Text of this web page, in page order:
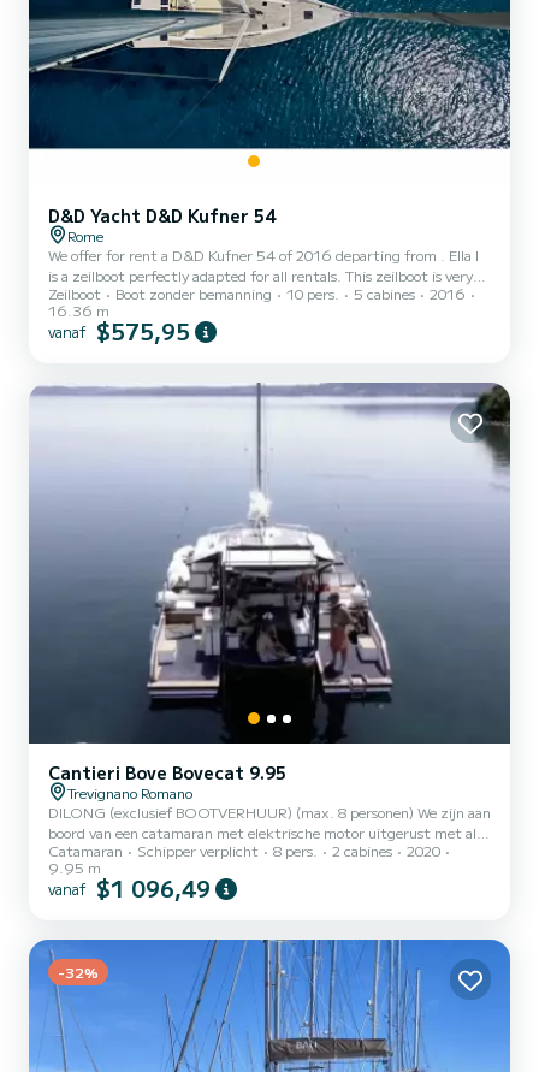
D&D Yacht D&D Kufner 54
Rome
We offer for rent a D&D Kufner 54 of 2016 departing from . Ella I
is a zeilboot perfectly adapted for all rentals. This zeilboot is very
pleasant to handle for a week cruise or more. The boat has 5 cabins
with all comfort and a capacity of 10 people. With an overall length
of 16 meters, it will be your best ally to spend an exceptional
Zeilboot Boot zonder bemanning 10 pers. 5 cabines
2016
16.36 m
vanaf $575,95
Cantieri Bove Bovecat 9.95
Trevignano Romano
DILONG (exclusief BOOTVERHUUR) (max. 8 personen) We zijn aan
boord van een catamaran met elektrische motor uitgerust met alle
comfort: Hutten waar u persoonlijke spullen kunt achterlaten
(uitgerust met kleine chemische badkamer (WC, bed, console
uitgerust met wastafel, ventilator, USB-aansluitingen), een interne
zonneterras en douche; Aan de boeg de zonnenetten met
uitschu...
Catamaran Schipper verplicht 8 pers. 2 cabines
2020
9.95 m
vanaf $1 096,49
-32%